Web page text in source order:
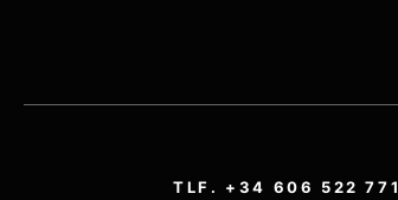
TLF. +34 606 522 771